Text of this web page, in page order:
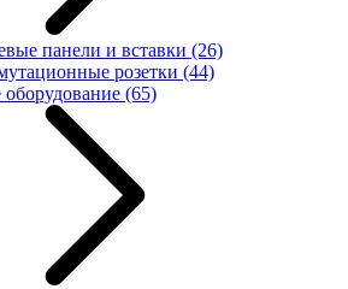
панели и вставки (26)
розетки (44)
оборудование (65)